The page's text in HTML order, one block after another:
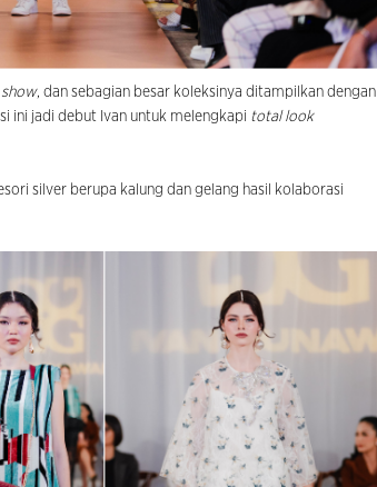
show, dan sebagian besar koleksinya ditampilkan dengan
ini jadi debut Ivan untuk melengkapi total look
silver berupa kalung dan gelang hasil kolaborasi